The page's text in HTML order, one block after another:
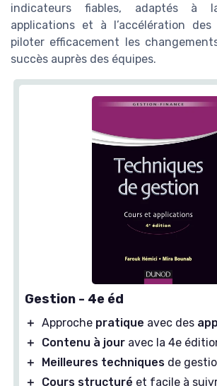
indicateurs fiables, adaptés à
applications et à l’accélération des
piloter efficacement les
succès auprès des équipes.
Gestion - 4e éd
＋ Approche pratique avec des
＋
Contenu à jour avec la 4e
＋
Meilleures techniques de
＋
Cours structuré et facile à